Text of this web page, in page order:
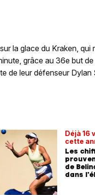
la glace du Kraken, qui
grâce au 36e but
de leur défenseur Dylan
Déjà 16
cette
Les
de
dans